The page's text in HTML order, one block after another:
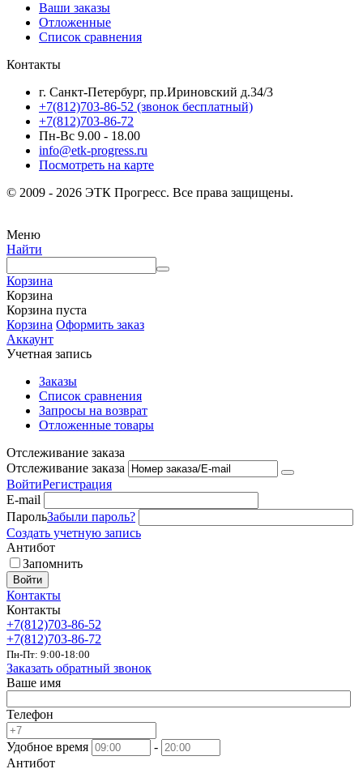
Ваши заказы
Отложенные
Список сравнения
Контакты
г. Санкт-Петербург, пр.Ириновский д.34/3
+7(812)703-86-52 (звонок бесплатный)
+7(812)703-86-72
Пн-Вс 9.00 - 18.00
info@etk-progress.ru
Посмотреть на карте
© 2009 - 2026 ЭТК Прогресс. Все права защищены.
Меню
Найти
Корзина
Корзина
Корзина пуста
Корзина Оформить заказ
Аккаунт
Учетная запись
Заказы
Список сравнения
Запросы на возврат
Отложенные товары
Отслеживание заказа
Отслеживание заказа
ВойтиРегистрация
E-mail
ПарольЗабыли пароль?
Создать учетную запись
Антибот
Запомнить
Войти
Контакты
Контакты
+7(812)703-86-52
+7(812)703-86-72
Пн-Пт: 9:00-18:00
Заказать обратный звонок
Ваше имя
Телефон
Удобное время
-
Антибот